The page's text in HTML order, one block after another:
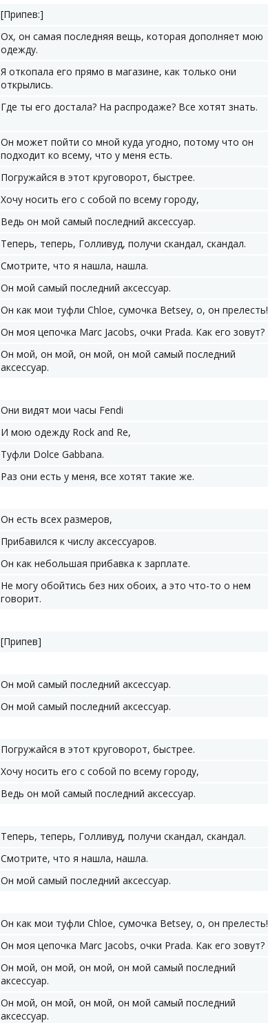
[Припев:]
Ох, он самая последняя вещь, которая дополняет мою
одежду.
Я откопала его прямо в магазине, как только они
открылись.
Где ты его достала? На распродаже? Все хотят знать.
Он может пойти со мной куда угодно, потому что он
подходит ко всему, что у меня есть.
Погружайся в этот круговорот, быстрее.
Хочу носить его с собой по всему городу,
Ведь он мой самый последний аксессуар.
Теперь, теперь, Голливуд, получи скандал, скандал.
Смотрите, что я нашла, нашла.
Он мой самый последний аксессуар.
Он как мои туфли Chloe, сумочка Betsey, о, он прелесть!
Он моя цепочка Marc Jacobs, очки Prada. Как его зовут?
Он мой, он мой, он мой, он мой самый последний
аксессуар.
Они видят мои часы Fendi
И мою одежду Rock and Re,
Туфли Dolce Gabbana.
Раз они есть у меня, все хотят такие же.
Он есть всех размеров,
Прибавился к числу аксессуаров.
Он как небольшая прибавка к зарплате.
Не могу обойтись без них обоих, а это что-то о нем
говорит.
[Припев]
Он мой самый последний аксессуар.
Он мой самый последний аксессуар.
Погружайся в этот круговорот, быстрее.
Хочу носить его с собой по всему городу,
Ведь он мой самый последний аксессуар.
Теперь, теперь, Голливуд, получи скандал, скандал.
Смотрите, что я нашла, нашла.
Он мой самый последний аксессуар.
Он как мои туфли Chloe, сумочка Betsey, о, он прелесть!
Он моя цепочка Marc Jacobs, очки Prada. Как его зовут?
Он мой, он мой, он мой, он мой самый последний
аксессуар.
Он мой, он мой, он мой, он мой самый последний
аксессуар.